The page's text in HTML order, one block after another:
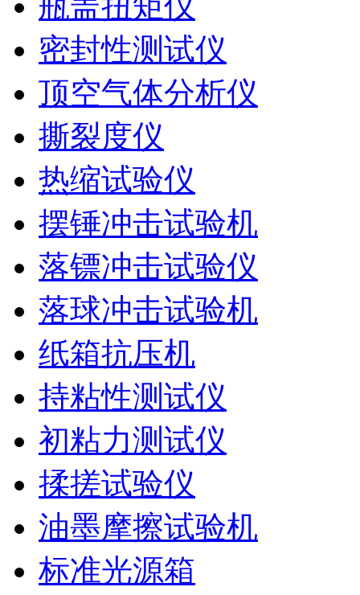
密封性测试仪
顶空气体分析仪
撕裂度仪
热缩试验仪
摆锤冲击试验机
落镖冲击试验仪
落球冲击试验机
纸箱抗压机
持粘性测试仪
初粘力测试仪
揉搓试验仪
油墨摩擦试验机
标准光源箱